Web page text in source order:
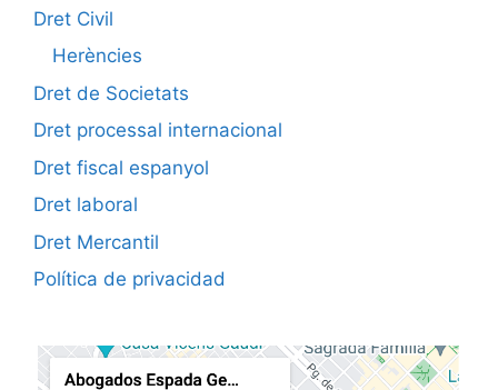
Dret Civil
Herències
Dret de Societats
Dret processal internacional
Dret fiscal espanyol
Dret laboral
Dret Mercantil
Política de privacidad